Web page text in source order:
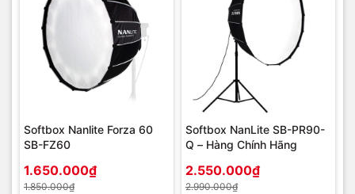
Softbox Nanlite Forza 60
SB-FZ60
1.650.000₫
1.850.000₫
Softbox NanLite SB-PR90-
Q – Hàng Chính Hãng
2.550.000₫
2.990.000₫